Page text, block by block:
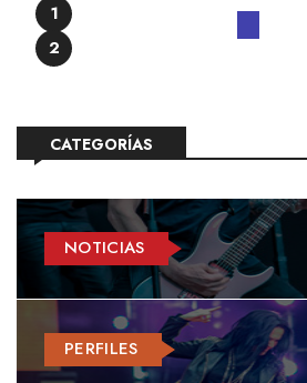
1
2
CATEGORÍAS
NOTICIAS
PERFILES